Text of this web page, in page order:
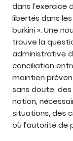
dans l’exercice
libertés dans
burkini ». Une
trouve la
administrative
conciliation
maintien
sans doute,
notion,
situations, des
où l’autorité de